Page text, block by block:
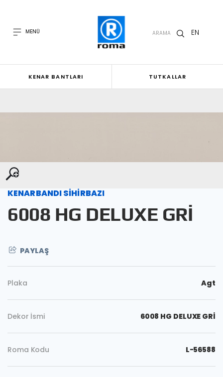
MENÜ ARAMA EN
KENAR BANTLARI TUTKALLAR
KENARBANDI SİHİRBAZI
6008 HG DELUXE GRİ
PAYLAŞ
Plaka Agt
Dekor İsmi 6008 HG DELUXE GRİ
Roma Kodu L-56588